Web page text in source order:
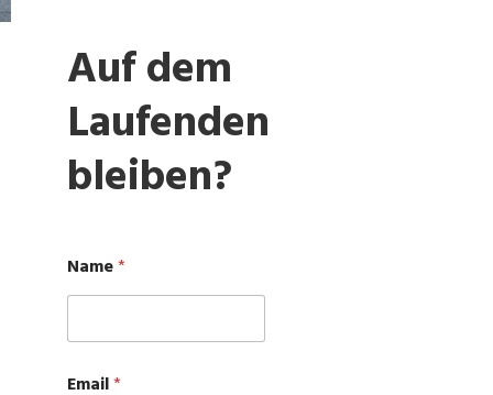
Auf dem
Laufenden
bleiben?
Name*
Email*